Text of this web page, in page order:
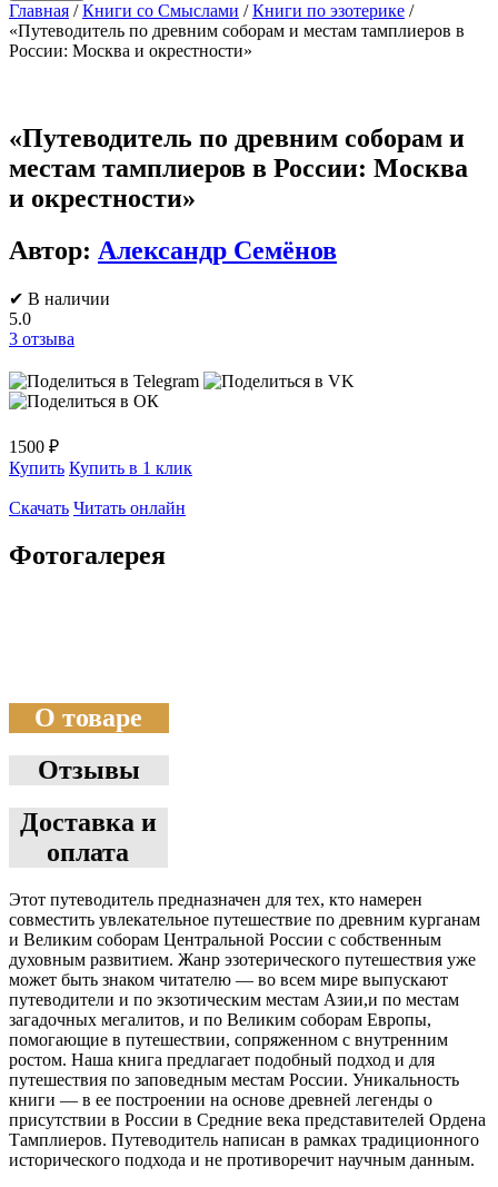
Главная / Книги со Смыслами / Книги по эзотерике /
«Путеводитель по древним соборам и местам тамплиеров в
России: Москва и окрестности»
«Путеводитель по древним соборам и
местам тамплиеров в России: Москва
и окрестности»
Автор: Александр Семёнов
✔ В наличии
5.0
3 отзыва
1500 ₽
Купить Купить в 1 клик
Скачать Читать онлайн
Фотогалерея
О товаре
Отзывы
Доставка и
оплата
Этот путеводитель предназначен для тех, кто намерен
совместить увлекательное путешествие по древним курганам
и Великим соборам Центральной России с собственным
духовным развитием. Жанр эзотерического путешествия уже
может быть знаком читателю — во всем мире выпускают
путеводители и по экзотическим местам Азии,и по местам
загадочных мегалитов, и по Великим соборам Европы,
помогающие в путешествии, сопряженном с внутренним
ростом. Наша книга предлагает подобный подход и для
путешествия по заповедным местам России. Уникальность
книги — в ее построении на основе древней легенды о
присутствии в России в Средние века представителей Ордена
Тамплиеров. Путеводитель написан в рамках традиционного
исторического подхода и не противоречит научным данным.